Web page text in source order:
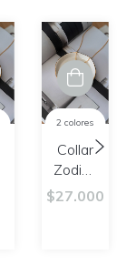
2 colores
Collar
Zodiac
Sagitario
$27.000